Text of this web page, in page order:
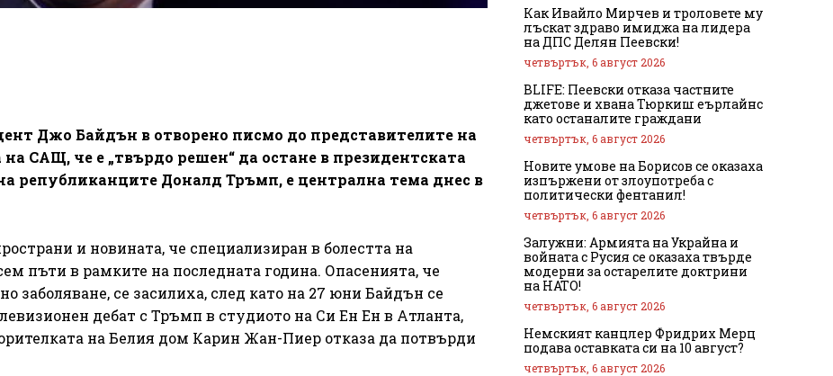
Джо Байдън в отворено писмо до представителите на
САЩ, че е „твърдо решен“ да остане в президентската
републиканците Доналд Тръмп, е централна тема днес в
и новината, че специализиран в болестта на
пъти в рамките на последната година. Опасенията, че
заболяване, се засилиха, след като на 27 юни Байдън се
дебат с Тръмп в студиото на Си Ен Ен в Атланта,
на Белия дом Карин Жан-Пиер отказа да потвърди
Как Ивайло Мирчев и троловете му
лъскат здраво имиджа на лидера
на ДПС Делян Пеевски!
четвъртък, 6 август 2026
BLIFE: Пеевски отказа частните
джетове и хвана Тюркиш еърлайнс
като останалите граждани
четвъртък, 6 август 2026
Новите умове на Борисов се оказаха
изпържени от злоупотреба с
политически фентанил!
четвъртък, 6 август 2026
Залужни: Армията на Украйна и
войната с Русия се оказаха твърде
модерни за остарелите доктрини
на НАТО!
четвъртък, 6 август 2026
Немският канцлер Фридрих Мерц
подава оставката си на 10 август?
четвъртък, 6 август 2026